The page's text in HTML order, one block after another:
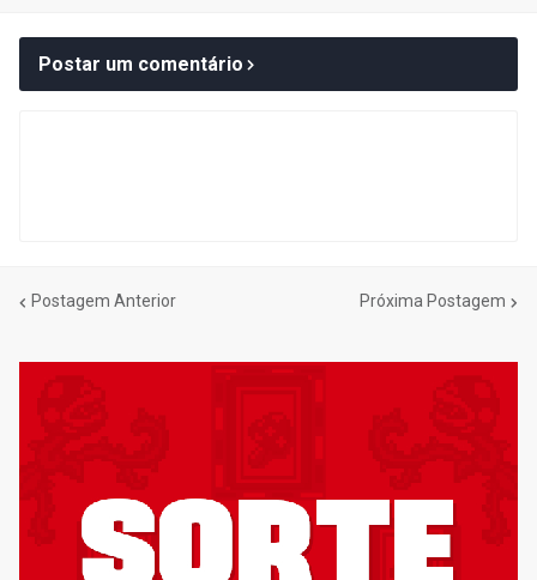
Postar um comentário
Postagem Anterior Próxima Postagem